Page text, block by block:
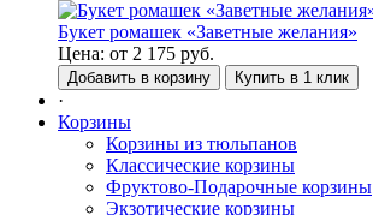
Букет ромашек «Заветные желания»
Цена: от 2 175 руб.
Добавить в корзину Купить в 1 клик
·
Корзины
Корзины из тюльпанов
Классические корзины
Фруктово-Подарочные корзины
Экзотические корзины